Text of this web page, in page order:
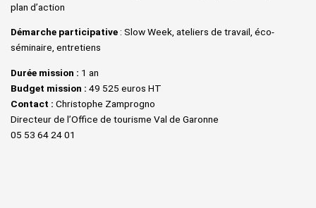
plan d’action
Démarche participative : Slow Week, ateliers de travail, éco-
séminaire, entretiens
Durée mission : 1 an
Budget mission :49 525 euros HT
Contact :Christophe Zamprogno
Directeur de l’Office de tourisme Val de Garonne
05 53 64 24 01